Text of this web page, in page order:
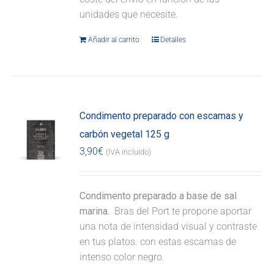
unidades que necesite.
Añadir al carrito Detalles
Condimento preparado con escamas y
carbón vegetal 125 g
3,90€ (IVA incluido)
Condimento preparado a base de sal
marina. Bras del Port te propone aportar
una nota de intensidad visual y contraste
en tus platos. con estas escamas de
intenso color negro.